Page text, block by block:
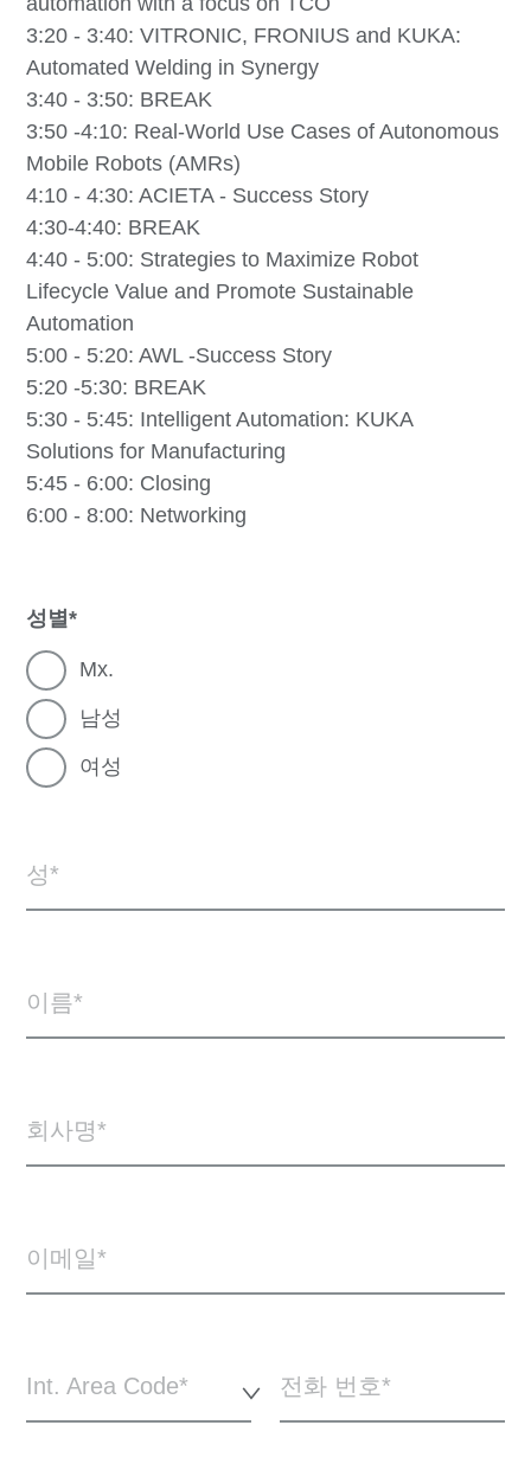
3:20 - 3:40: VITRONIC, FRONIUS and KUKA:
Automated Welding in Synergy
3:40 - 3:50: BREAK
3:50 -4:10: Real-World Use Cases of Autonomous
Mobile Robots (AMRs)
4:10 - 4:30: ACIETA - Success Story
4:30-4:40: BREAK
4:40 - 5:00: Strategies to Maximize Robot
Lifecycle Value and Promote Sustainable
Automation
5:00 - 5:20: AWL -Success Story
5:20 -5:30: BREAK
5:30 - 5:45: Intelligent Automation: KUKA
Solutions for Manufacturing
5:45 - 6:00: Closing
6:00 - 8:00: Networking
성별
Mx.
남성
여성
성
이름
회사명
이메일
Int. Area Code* 전화 번호